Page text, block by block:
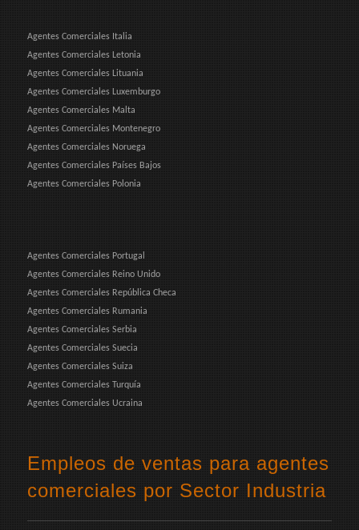
Agentes Comerciales Italia
Agentes Comerciales Letonia
Agentes Comerciales Lituania
Agentes Comerciales Luxemburgo
Agentes Comerciales Malta
Agentes Comerciales Montenegro
Agentes Comerciales Noruega
Agentes Comerciales Países Bajos
Agentes Comerciales Polonia
Agentes Comerciales Portugal
Agentes Comerciales Reino Unido
Agentes Comerciales República Checa
Agentes Comerciales Rumania
Agentes Comerciales Serbia
Agentes Comerciales Suecia
Agentes Comerciales Suiza
Agentes Comerciales Turquía
Agentes Comerciales Ucraina
Empleos de ventas para agentes
comerciales por Sector Industria